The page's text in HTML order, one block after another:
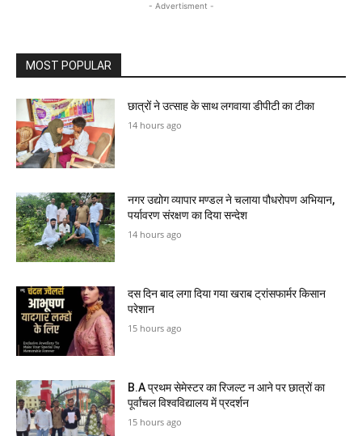
- Advertisment -
MOST POPULAR
छात्रों ने उत्साह के साथ लगवाया डीपीटी का टीका
14 hours ago
नगर उद्योग व्यापार मण्डल ने चलाया पौधरोपण अभियान,
पर्यावरण संरक्षण का दिया सन्देश
14 hours ago
दस दिन बाद लगा दिया गया खराब ट्रांसफार्मर किसान
परेशान
15 hours ago
B.A प्रथम सेमेस्टर का रिजल्ट न आने पर छात्रों का
पूर्वांचल विश्वविद्यालय में प्रदर्शन
15 hours ago